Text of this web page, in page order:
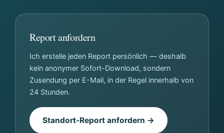
Report anfordern
Ich erstelle jeden Report persönlich — deshalb
kein anonymer Sofort-Download, sondern
Zusendung per E-Mail, in der Regel innerhalb von
24 Stunden.
Standort-Report anfordern →